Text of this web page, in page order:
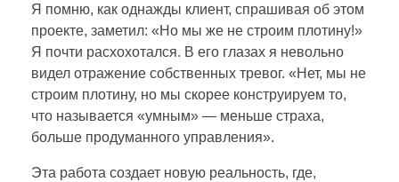
Я помню, как однажды клиент, спрашивая об этом
проекте, заметил: «Но мы же не строим плотину!»
Я почти расхохотался. В его глазах я невольно
видел отражение собственных тревог. «Нет, мы не
строим плотину, но мы скорее конструируем то,
что называется «умным» — меньше страха,
больше продуманного управления».
Эта работа создает новую реальность, где,